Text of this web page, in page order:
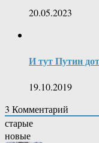
20.05.2023
И тут Путин
19.10.2019
3 Комментарий
старые
новые